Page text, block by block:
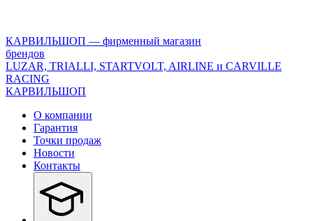
version="1.0"
encoding="utf-
8"?
>
КАРВИЛЬШОП — фирменный магазин
брендов
LUZAR, TRIALLI, STARTVOLT, AIRLINE и CARVILLE
RACING
КАРВИЛЬШОП
О компании
Гарантия
Точки продаж
Новости
Контакты